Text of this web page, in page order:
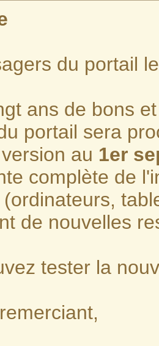
du portail
ans de bons
portail sera
au 1er
complète de
de nouvelles
tester la